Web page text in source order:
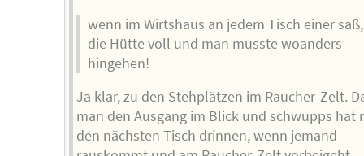
wenn im Wirtshaus an jedem Tisch einer
die Hütte voll und man musste woanders
hingehen!
Ja klar, zu den Stehplätzen im Raucher-Zelt.
man den Ausgang im Blick und schwupps hat
den nächsten Tisch drinnen, wenn jemand